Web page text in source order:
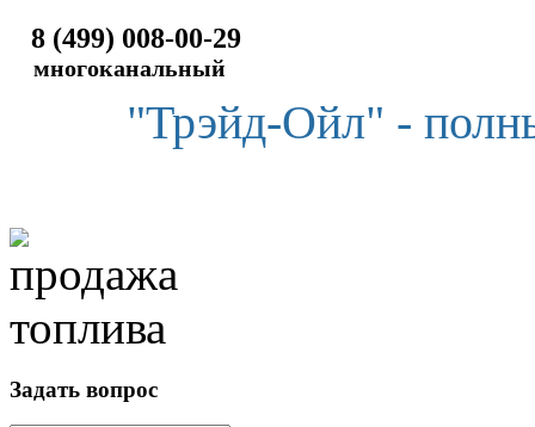
8 (499) 008-00-29
многоканальный
"Трэйд-Ойл" -
Задать вопрос